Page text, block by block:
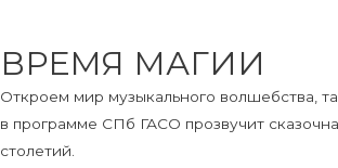
ВРЕМЯ МАГИИ
Откроем мир музыкального волшебства,
в программе СПб ГАСО прозвучит
столетий.